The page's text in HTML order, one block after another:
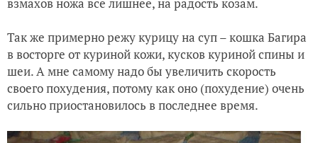
Так же примерно режу курицу на суп – кошка Багира
в восторге от куриной кожи, кусков куриной спины и
шеи. А мне самому надо бы увеличить скорость
своего похудения, потому как оно (похудение) очень
сильно приостановилось в последнее время.